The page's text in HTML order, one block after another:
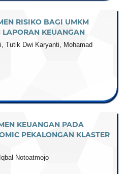
RISIKO BAGI UMKM
KEUANGAN
Tutik Dwi Karyanti, Mohamad
KEUANGAN PADA
PEKALONGAN KLASTER
Notoatmojo